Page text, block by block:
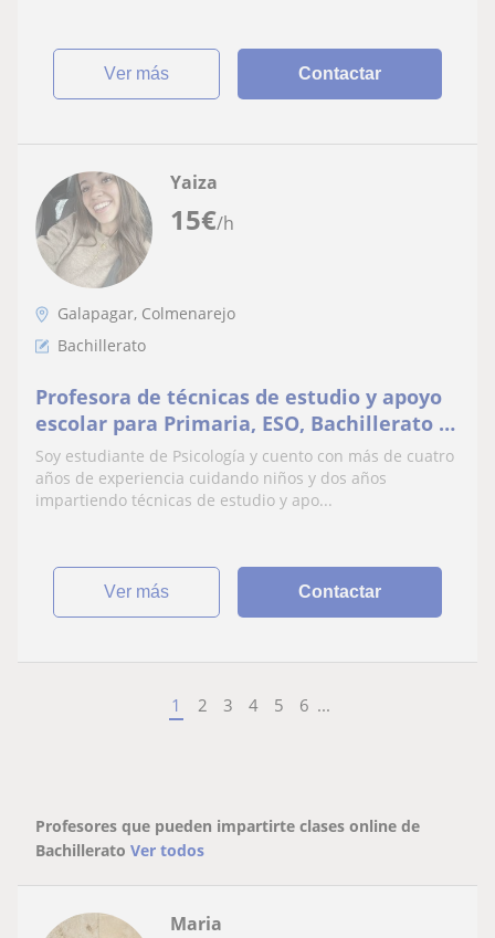
ver más Contactar
15€/h
Yaiza
Galapagar, Colmenarejo
Bachillerato
Profesora de técnicas de estudio y apoyo
escolar para Primaria, ESO, Bachillerato y
Psicología en Madrid. Experiencia de 2
años
Soy estudiante de Psicología y cuento con más de cuatro
años de experiencia cuidando niños y dos años
impartiendo técnicas de estudio y apo...
ver más Contactar
1 2 3 4 5 6 ...
Profesores que pueden impartirte clases online de
Bachillerato Ver todos
Maria